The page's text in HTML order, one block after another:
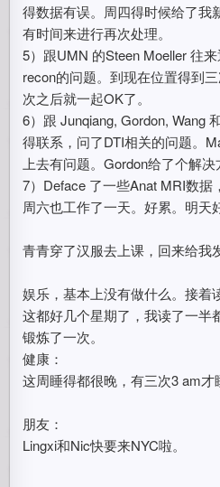
得数据有误。周四得时候给了我
有时间来进行再次处理。
5）跟UMN 的Steen Moeller 往
recon的问题。到现在位置得到
次之后就一起OK了。
6）跟 Junqiang, Gordon, Wang
得联系，问了DTI相关的问题。
上去有问题。Gordon给了个解决
7）Deface 了一些Anat MRI数据
周六也工作了一天。好累。明天
青青穿了汉服去上课，回来给我
娱乐，基本上没有做什么。接着
这都好几个星期了，我读了一半
锻炼了一次。
健康：
这周睡得都很晚，有三次3 am才
朋友：
Lingxi和Nic快要来NYC啦。